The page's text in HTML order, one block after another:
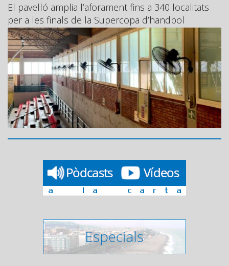
El pavelló amplia l’aforament fins a 340 localitats
per a les finals de la Supercopa d’handbol